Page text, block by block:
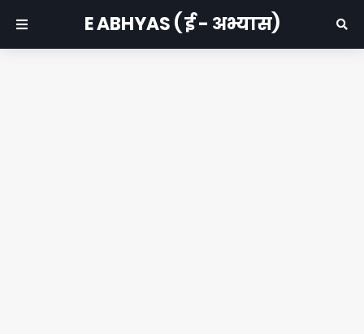
E ABHYAS ( ई - अभ्यास)